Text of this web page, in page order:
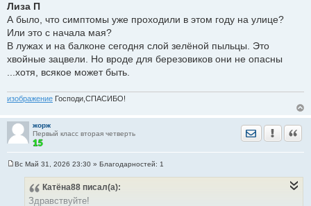
о
б
е
н
е
Лиза П
А было, что симптомы уже проходили в этом году на улице?
Или это с начала мая?
В лужах и на балконе сегодня слой зелёной пыльцы. Это
хвойные зацвели. Но вроде для березовиков они не опасны
...хотя, всякое может быть.
изображение Господи,СПАСИБО!
жорж
Первый класс вторая четверть
Отправить
Вс Май 31, 2026 23:30 » Благодарностей: 1
Катёна88 писал(а):
Здравствуйте!